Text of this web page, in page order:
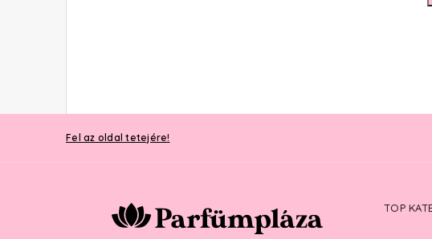
Fel az oldal tetejére!
TOP